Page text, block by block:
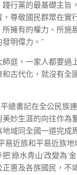
行黨的最基礎主旨
尊敬國民群眾在實
擁有的權力、所施
明偉力。”
庭，一家人都要過
古代化，就沒有全
總書記在全公民族
美妙生涯的向往作為
域同全國一道完成
易近族和平易近族
‘綠水青山’改變為‘
惠及各族國民，不